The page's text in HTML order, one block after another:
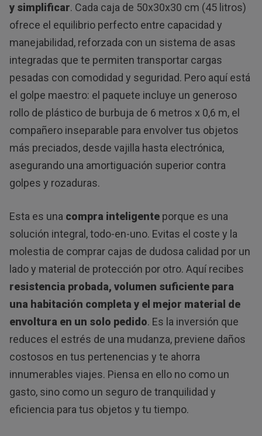
y simplificar. Cada caja de 50x30x30 cm (45 litros)
ofrece el equilibrio perfecto entre capacidad y
manejabilidad, reforzada con un sistema de asas
integradas que te permiten transportar cargas
pesadas con comodidad y seguridad. Pero aquí está
el golpe maestro: el paquete incluye un generoso
rollo de plástico de burbuja de 6 metros x 0,6 m, el
compañero inseparable para envolver tus objetos
más preciados, desde vajilla hasta electrónica,
asegurando una amortiguación superior contra
golpes y rozaduras.
Esta es una compra inteligente porque es una
solución integral, todo-en-uno. Evitas el coste y la
molestia de comprar cajas de dudosa calidad por un
lado y material de protección por otro. Aquí recibes
resistencia probada, volumen suficiente para
una habitación completa y el mejor material de
envoltura en un solo pedido. Es la inversión que
reduces el estrés de una mudanza, previene daños
costosos en tus pertenencias y te ahorra
innumerables viajes. Piensa en ello no como un
gasto, sino como un seguro de tranquilidad y
eficiencia para tus objetos y tu tiempo.